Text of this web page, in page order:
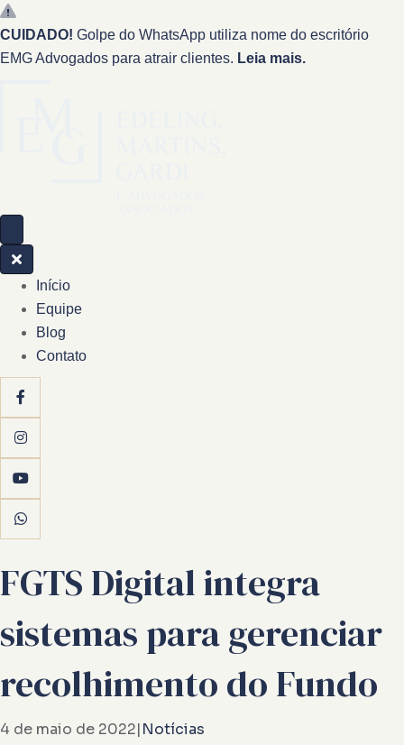
CUIDADO! Golpe do WhatsApp utiliza nome do escritório
EMG Advogados para atrair clientes. Leia mais.
Início
Equipe
Blog
Contato
FGTS Digital integra
sistemas para gerenciar
recolhimento do Fundo
4 de maio de 2022|Notícias